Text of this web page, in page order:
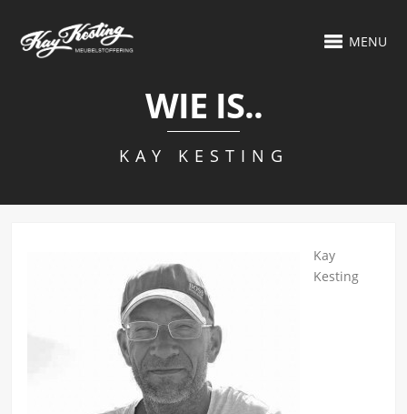
MENU
WIE IS..
KAY KESTING
Kay
Kesting